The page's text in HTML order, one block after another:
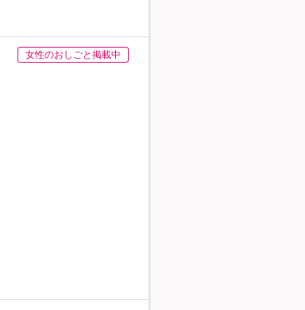
女性のおしごと掲載中